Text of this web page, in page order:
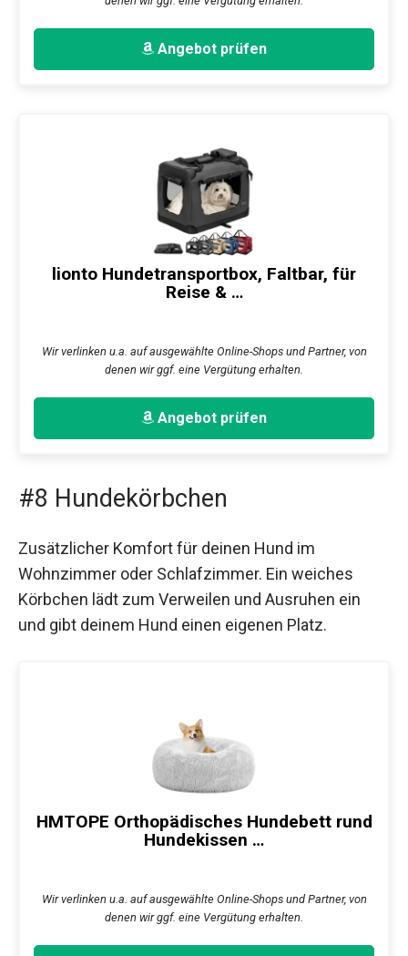
Angebot prüfen
lionto Hundetransportbox, Faltbar, für
Reise & …
Wir verlinken u.a. auf ausgewählte Online-Shops und Partner, von
denen wir ggf. eine Vergütung erhalten.
Angebot prüfen
#8 Hundekörbchen
Zusätzlicher Komfort für deinen Hund im
Wohnzimmer oder Schlafzimmer. Ein weiches
Körbchen lädt zum Verweilen und Ausruhen ein
und gibt deinem Hund einen eigenen Platz.
HMTOPE Orthopädisches Hundebett rund
Hundekissen …
Wir verlinken u.a. auf ausgewählte Online-Shops und Partner, von
denen wir ggf. eine Vergütung erhalten.